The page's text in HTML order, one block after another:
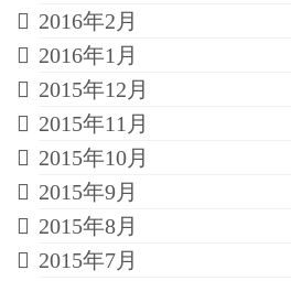
2016年2月
2016年1月
2015年12月
2015年11月
2015年10月
2015年9月
2015年8月
2015年7月